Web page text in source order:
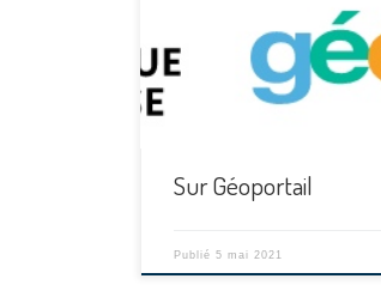
Sur Géoportail
Publié5 mai 2021